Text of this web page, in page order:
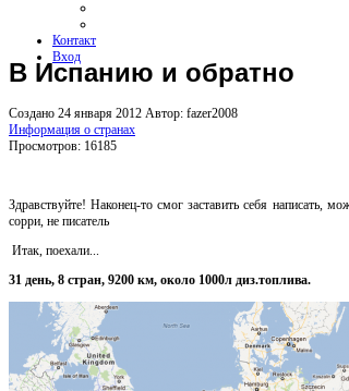
Контакт
Вход
В Испанию и обратно
Создано 24 января 2012 Автор: fazer2008
Информация о странах
Просмотров: 16185
Здравствуйте! Наконец-то смог заставить себя написать,
сорри, не писатель
Итак, поехали...
31 день, 8 стран, 9200 км, около 1000л диз.топлива.